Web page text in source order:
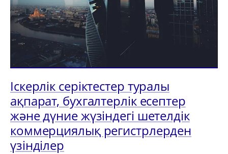
Іскерлік серіктестер туралы
ақпарат, бухгалтерлік есептер
және дүние жүзіндегі шетелдік
коммерциялық регистрлерден
үзінділер